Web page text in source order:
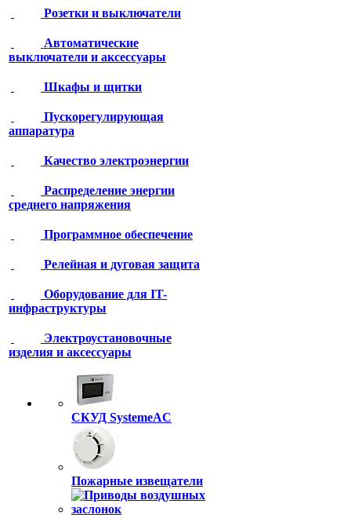
Розетки и выключатели
Автоматические
выключатели и аксессуары
Шкафы и щитки
Пускорегулирующая
аппаратура
Качество электроэнергии
Распределение энергии
среднего напряжения
Программное обеспечение
Релейная и дуговая защита
Оборудование для IT-
инфраструктуры
Электроустановочные
изделия и аксессуары
СКУД SystemeAC
Пожарные извещатели